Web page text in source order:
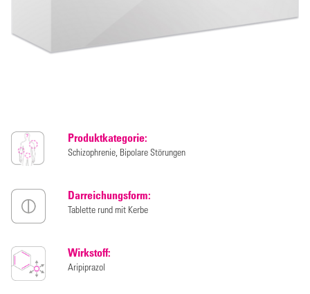
Produktkategorie:
Schizophrenie, Bipolare Störungen
Darreichungsform:
Tablette rund mit Kerbe
Wirkstoff:
Aripiprazol